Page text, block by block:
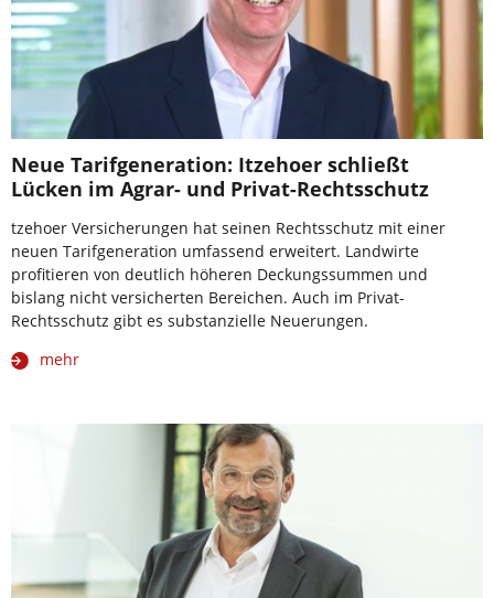
Neue Tarifgeneration: Itzehoer schließt
Lücken im Agrar- und Privat-Rechtsschutz
tzehoer Versicherungen hat seinen Rechtsschutz mit einer
neuen Tarifgeneration umfassend erweitert. Landwirte
profitieren von deutlich höheren Deckungssummen und
bislang nicht versicherten Bereichen. Auch im Privat-
Rechtsschutz gibt es substanzielle Neuerungen.
mehr